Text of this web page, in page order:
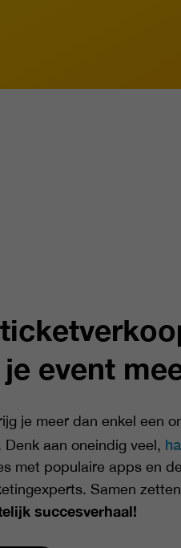
event
je meer dan enkel een
aan oneindig veel,
met populaire apps en
Samen
succesverhaal!